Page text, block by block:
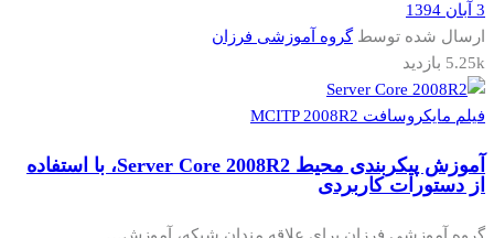
3 آبان 1394
ارسال شده توسطگروه آموزشی فرزان
5.25k بازدید
فیلم مایکروسافت MCITP 2008R2
آموزش پیکربندی محیط Server Core 2008R2، با استفاده
از دستورات کاربردی